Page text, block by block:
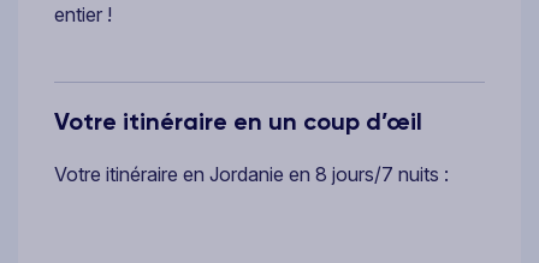
entier !
Votre itinéraire en un coup d’œil
Votre itinéraire en Jordanie en 8 jours/7 nuits :